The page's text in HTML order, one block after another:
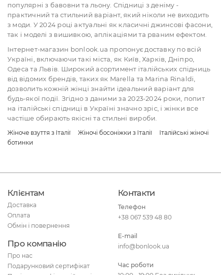
популярні з бавовни та льону. Спідниці з деніму -
практичний та стильний варіант, який ніколи не виходить
з моди. У 2024 році актуальні як класичні джинсові фасони,
так і моделі з вишивкою, аплікаціями та рваним ефектом.
Інтернет-магазин bonlook.ua пропонує доставку по всій
Україні, включаючи такі міста, як Київ, Харків, Дніпро,
Одеса та Львів. Широкий асортимент італійських спідниць
від відомих брендів, таких як Marella та Marina Rinaldi,
дозволить кожній жінці знайти ідеальний варіант для
будь-якої події. Згідно з даними за 2023-2024 роки, попит
на італійські спідниці в Україні значно зріс, і жінки все
частіше обирають якісні та стильні вироби.
Жіноче взуття з Італії Жіночі босоніжки з Італії
Італійські жіночі
ботинки
Клієнтам
Доставка
Оплата
Обмін і повернення
Про компанію
Про нас
Подарунковий сертифікат
Контакти
Телефон
+38 067 539 48 80
E-mail
info@bonlook.ua
Час роботи